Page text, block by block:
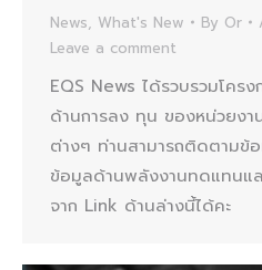
News, What's New By Or
Leave a comment
EQS News ได้รวบรวมโคร
ด้านการลง ทุน ของหน่วยงา
ต่างๆ ท่านสามารถติดตามข้
ข้อมูลด้านพลังงานทดแทนแ
จาก Link ด้านล่างนี้ได้คะ